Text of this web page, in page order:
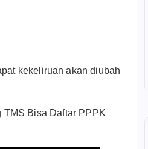
kekeliruan akan diubah
Bisa Daftar PPPK